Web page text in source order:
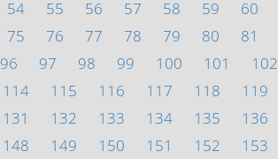
54 55 56 57 58 59 60
75 76 77 78 79 80 81
96 97 98 99 100 101 102
114 115 116 117 118 119
131 132 133 134 135 136
148 149 150 151 152 153